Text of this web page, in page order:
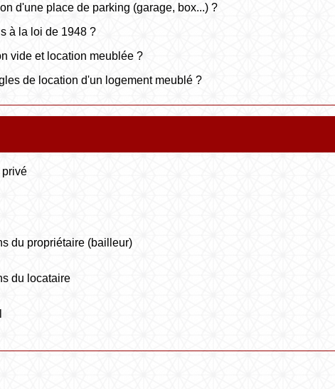
d'une place de parking (garage, box...) ?
à la loi de 1948 ?
vide et location meublée ?
de location d'un logement meublé ?
privé
du propriétaire (bailleur)
du locataire